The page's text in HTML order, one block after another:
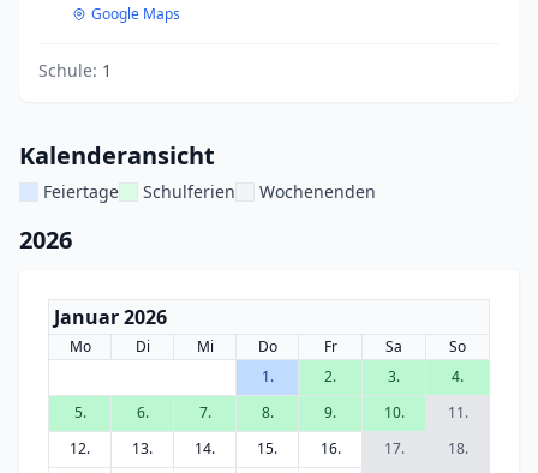
Google Maps
Schule: 1
Kalenderansicht
Feiertage Schulferien Wochenenden
2026
Januar 2026
Mo Di Mi Do Fr Sa
So
1.
2. 3.
4.
5.
6. 7. 8. 9. 10.
11.
12.
13. 14. 15. 16. 17.
18.